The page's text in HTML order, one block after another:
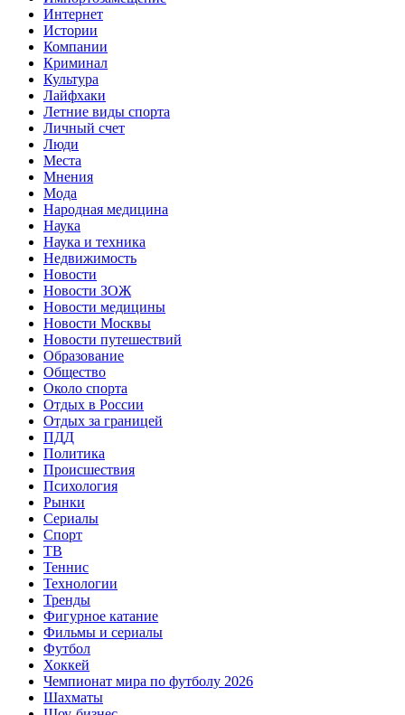
Интернет
Истории
Компании
Криминал
Культура
Лайфхаки
Летние виды спорта
Личный счет
Люди
Места
Мнения
Мода
Народная медицина
Наука
Наука и техника
Недвижимость
Новости
Новости ЗОЖ
Новости медицины
Новости Москвы
Новости путешествий
Образование
Общество
Около спорта
Отдых в России
Отдых за границей
ПДД
Политика
Происшествия
Психология
Рынки
Сериалы
Спорт
ТВ
Теннис
Технологии
Тренды
Фигурное катание
Фильмы и сериалы
Футбол
Хоккей
Чемпионат мира по футболу 2026
Шахматы